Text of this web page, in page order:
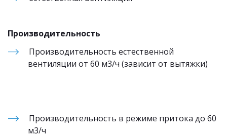
Производительность
Производительность естественной
вентиляции от 60 м3/ч (зависит от вытяжки)
Производительность в режиме притока до 60
м3/ч